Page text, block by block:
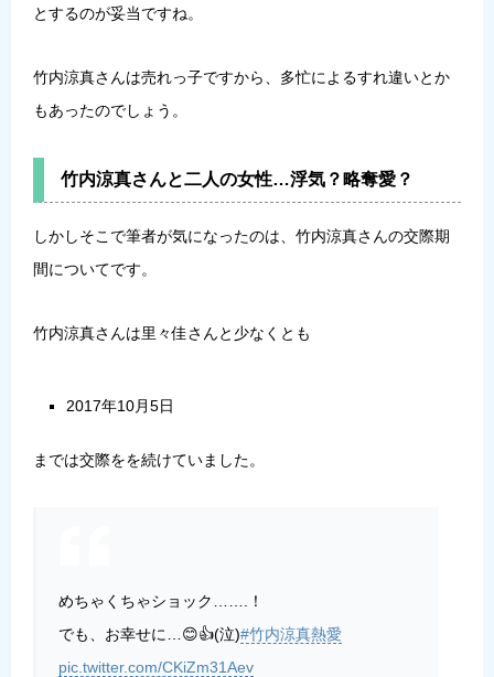
とするのが妥当ですね。
竹内涼真さんは売れっ子ですから、多忙によるすれ違いとか
もあったのでしょう。
竹内涼真さんと二人の女性…浮気？略奪愛？
しかしそこで筆者が気になったのは、竹内涼真さんの交際期
間についてです。
竹内涼真さんは里々佳さんと少なくとも
2017年10月5日
までは交際をを続けていました。
めちゃくちゃショック…….！
でも、お幸せに…😊👍(泣)#竹内涼真熱愛
pic.twitter.com/CKiZm31Aev